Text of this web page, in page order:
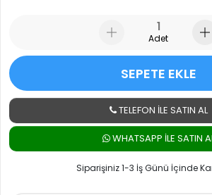
Adet
SEPETE EKLE
TELEFON İLE SATIN AL
WHATSAPP ILE SATIN
Siparişiniz 1-3 İş Günü İçinde